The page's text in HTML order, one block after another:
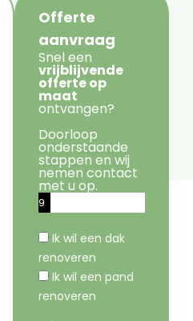
Offerte
aanvraag
Snel een
vrijblijvende
offerte op
maat
ontvangen?
Doorloop
onderstaande
stappen en wij
nemen contact
met u op.
9
Ik wil een dak
renoveren
Ik wil een pand
renoveren